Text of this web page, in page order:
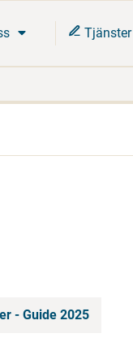
Tjänster
- Guide 2025